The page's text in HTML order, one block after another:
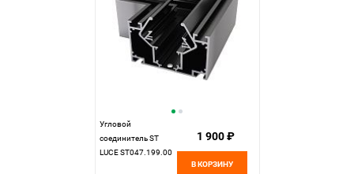
Угловой
соединитель ST
LUCE ST047.199.00
1 900 ₽
В КОРЗИНУ